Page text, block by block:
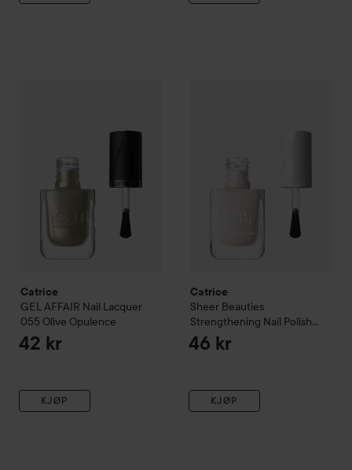
Catrice
GEL AFFAIR Nail Lacquer
055 Olive Opulence
42 kr
KJØP
Catrice
Sheer Beauties
Strengthening Nail Polish
020 Roses Are Rosy
46 kr
KJØP